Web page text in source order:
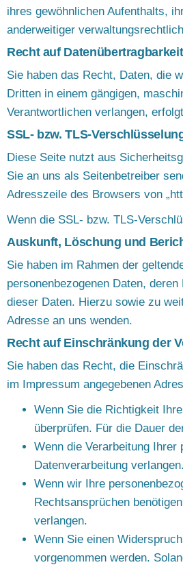
ihres gewöhnlichen Aufenthalts,
anderweitiger
Recht auf Datenübertragbarkeit
Sie haben das Recht, Daten, die
Dritten in einem gängigen,
Verantwortlichen verlangen,
SSL- bzw. TLS-
Diese Seite nutzt aus
Sie an uns als Seitenbetreiber
Adresszeile des Browsers von
Wenn die SSL- bzw. TLS-
Auskunft, Löschung und
Sie haben im Rahmen der
personenbezogenen Daten,
dieser Daten. Hierzu sowie zu
Adresse an uns wenden.
Recht auf Einschränkung der
Sie haben das Recht, die
im Impressum angegebenen
Wenn Sie die Richtigkeit
überprüfen. Für die Dauer
Wenn die Verarbeitung
Datenverarbeitung verlangen.
Wenn wir Ihre
Rechtsansprüchen
verlangen.
Wenn Sie einen
vorgenommen werden.